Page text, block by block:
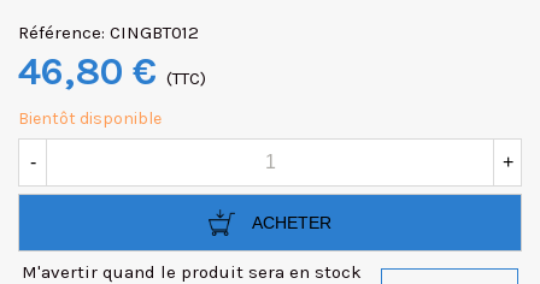
Référence: CINGBT012
46,80 € (TTC)
Bientôt disponible
- +
ACHETER
M'avertir quand le produit sera en stock